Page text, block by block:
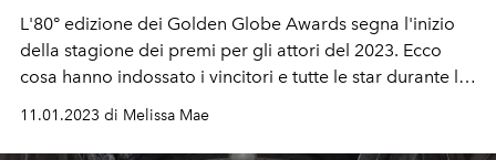
L'80° edizione dei Golden Globe Awards segna l'inizio
della stagione dei premi per gli attori del 2023. Ecco
cosa hanno indossato i vincitori e tutte le star durante la
11.01.2023 di Melissa Mae